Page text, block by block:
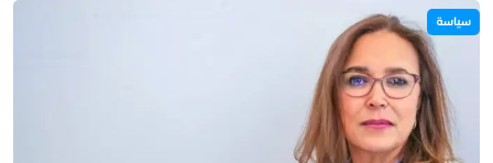
سياسة